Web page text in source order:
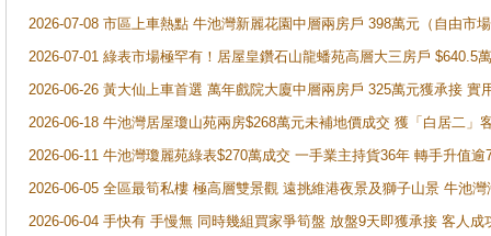
2026-07-08 市區上車熱點 牛池灣新麗花園中層兩房戶 398萬元（自由市
2026-07-01 綠表市場極罕有！居屋皇鑽石山龍蟠苑高層大三房戶
2026-06-26 黃大仙上車首選 萬年戲院大廈中層兩房戶 325萬元獲承接 實
2026-06-18 牛池灣居屋瓊山苑兩房$268萬元未補地價成交 獲「白居二」
2026-06-11 牛池灣瓊麗苑綠表$270萬成交 一手業主持貨36年 轉手升值逾
2026-06-05 全區最筍私樓 極高層雙景觀 遠挑維港夜景及獅子山景 牛池
2026-06-04 手快有 手慢無 同時幾組買家爭筍盤 放盤9天即獲承接 客人